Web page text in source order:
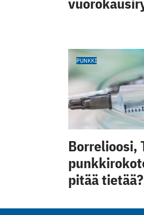
PUNKKI
Borrelioosi,
pitää tietää?